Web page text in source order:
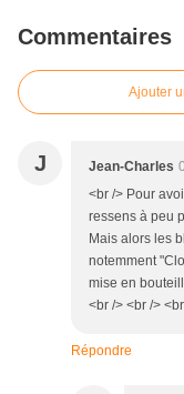
Commentaires
Ajouter
J Jean-Charles
<br /> Pour
ressens à peu
Mais alors les
notemment
mise en
<br /> <br />
Répondre